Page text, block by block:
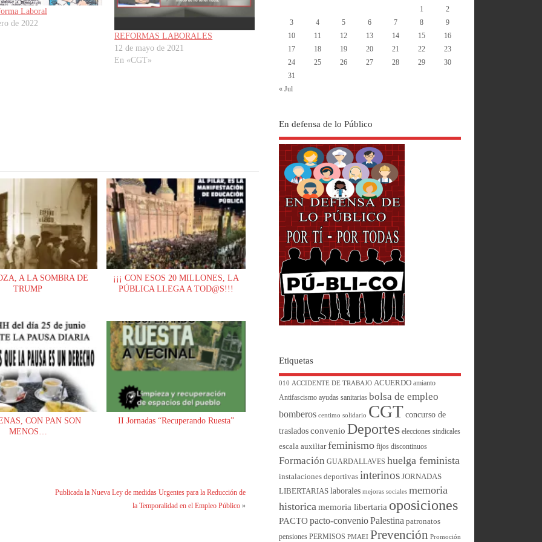
Laboral
de 2022
REFORMAS LABORALES
12 de mayo de 2021
En «CGT»
A LA SOMBRA DE
TRUMP
¡¡¡ CON ESOS 20 MILLONES, LA
PÚBLICA LLEGA A TOD@S!!!
CON PAN SON
MENOS…
II Jornadas “Recuperando Ruesta”
Publicada la Nueva Ley de medidas Urgentes para la Reducción de
la Temporalidad en el Empleo Público »
1
2
3
4 5 6 7 8
9
10
11 12 13 14 15
16
17
18 19 20 21 22
23
24
25 26 27 28 29
30
31
« Jul
En defensa de lo Público
Etiquetas
010 ACCIDENTE DE TRABAJO ACUERDO amianto
Antifascismo ayudas sanitarias bolsa de empleo
bomberos centimo solidario CGT concurso de
traslados convenio Deportes elecciones sindicales
escala auxiliar feminismo fijos discontinuos
Formación GUARDALLAVES huelga feminista
instalaciones deportivas interinos JORNADAS
LIBERTARIAS laborales mejoras sociales memoria
historica memoria libertaria oposiciones
PACTO pacto-convenio Palestina patronatos
pensiones PERMISOS PMAEI Prevención Promoción